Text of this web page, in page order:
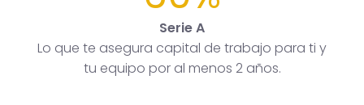
Serie A
Lo que te asegura capital de trabajo para ti y
tu equipo por al menos 2 años.